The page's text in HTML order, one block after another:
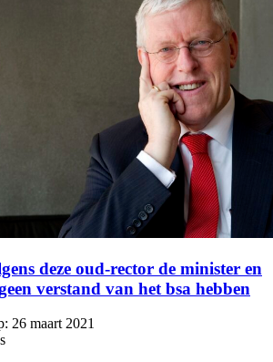
deze oud-rector de minister en
verstand van het bsa hebben
26 maart 2021